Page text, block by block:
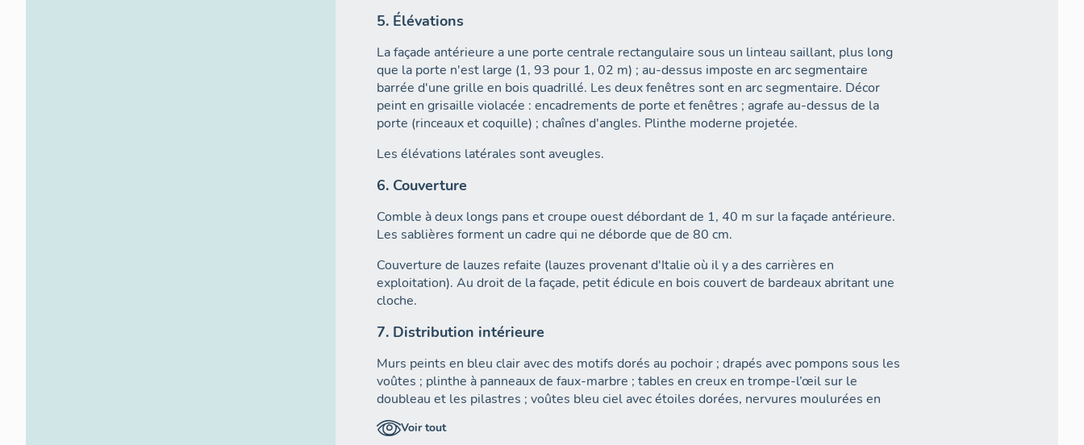
5. Élévations
La façade antérieure a une porte centrale rectangulaire sous un linteau saillant, plus long
que la porte n'est large (1, 93 pour 1, 02 m) ; au-dessus imposte en arc segmentaire
barrée d'une grille en bois quadrillé. Les deux fenêtres sont en arc segmentaire. Décor
peint en grisaille violacée : encadrements de porte et fenêtres ; agrafe au-dessus de la
porte (rinceaux et coquille) ; chaînes d'angles. Plinthe moderne projetée.
Les élévations latérales sont aveugles.
6. Couverture
Comble à deux longs pans et croupe ouest débordant de 1, 40 m sur la façade antérieure.
Les sablières forment un cadre qui ne déborde que de 80 cm.
Couverture de lauzes refaite (lauzes provenant d'Italie où il y a des carrières en
exploitation). Au droit de la façade, petit édicule en bois couvert de bardeaux abritant une
cloche.
7. Distribution intérieure
Murs peints en bleu clair avec des motifs dorés au pochoir ; drapés avec pompons sous les
voûtes ; plinthe à panneaux de faux-marbre ; tables en creux en trompe-l’œil sur le
doubleau et les pilastres ; voûtes bleu ciel avec étoiles dorées, nervures moulurées en
trompe-l’œil. Vestiges d'un autre décor peint apparaissant au-dessus de l'autel.
Voir tout